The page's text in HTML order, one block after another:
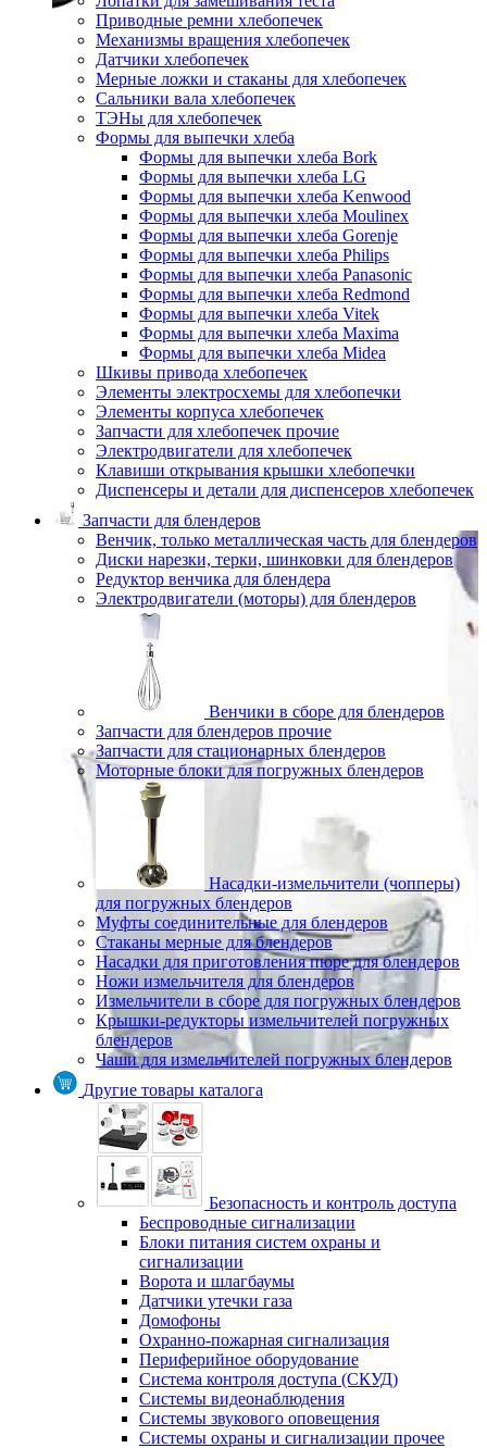
Приводные ремни хлебопечек
Механизмы вращения хлебопечек
Датчики хлебопечек
Мерные ложки и стаканы для хлебопечек
Сальники вала хлебопечек
ТЭНы для хлебопечек
Формы для выпечки хлеба
Формы для выпечки хлеба Bork
Формы для выпечки хлеба LG
Формы для выпечки хлеба Kenwood
Формы для выпечки хлеба Moulinex
Формы для выпечки хлеба Gorenje
Формы для выпечки хлеба Philips
Формы для выпечки хлеба Panasonic
Формы для выпечки хлеба Redmond
Формы для выпечки хлеба Vitek
Формы для выпечки хлеба Maxima
Формы для выпечки хлеба Midea
Шкивы привода хлебопечек
Элементы электросхемы для хлебопечки
Элементы корпуса хлебопечек
Запчасти для хлебопечек прочие
Электродвигатели для хлебопечек
Клавиши открывания крышки хлебопечки
Диспенсеры и детали для диспенсеров хлебопечек
Запчасти для блендеров
Венчик, только металлическая часть для блендеров
Диски нарезки, терки, шинковки для блендеров
Редуктор венчика для блендера
Электродвигатели (моторы) для блендеров
Венчики в сборе для блендеров
Запчасти для блендеров прочие
Запчасти для стационарных блендеров
Моторные блоки для погружных блендеров
Насадки-измельчители (чопперы)
для погружных блендеров
Муфты соединительные для блендеров
Стаканы мерные для блендеров
Насадки для приготовления пюре для блендеров
Ножи измельчителя для блендеров
Измельчители в сборе для погружных блендеров
Крышки-редукторы измельчителей погружных
блендеров
Чаши для измельчителей погружных блендеров
Другие товары каталога
Безопасность и контроль доступа
Беспроводные сигнализации
Блоки питания систем охраны и
сигнализации
Ворота и шлагбаумы
Датчики утечки газа
Домофоны
Охранно-пожарная сигнализация
Периферийное оборудование
Система контроля доступа (СКУД)
Системы видеонаблюдения
Системы звукового оповещения
Системы охраны и сигнализации прочее